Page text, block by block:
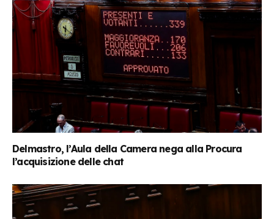
Delmastro, l’Aula della Camera nega alla Procura
l’acquisizione delle chat